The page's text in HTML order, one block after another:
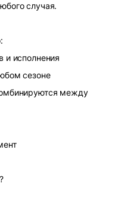
случая.
и исполнения
сезоне
между